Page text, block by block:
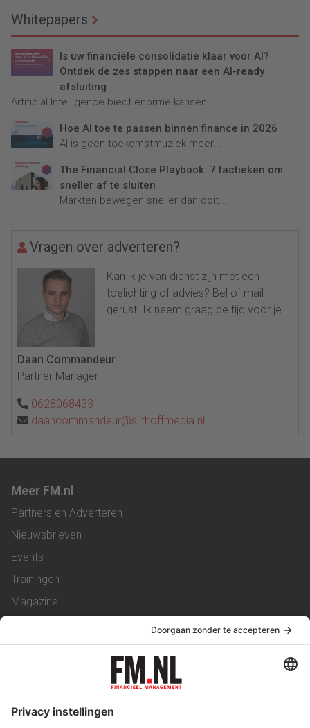
Whitepapers
Is uw financiële consolidatie klaar voor AI?
Ontdek de zes stappen naar een AI-ready
afsluiting
Artificial Intelligence biedt enorme kansen...
Hoe AI toe te passen binnen finance in 2026
AI is geen toekomstmuziek meer...
The Financial Close Playbook: 7 tactieken om
sneller af te sluiten
Markten bewegen sneller dan ooit....
Vragen over adverteren?
Kan ik je van dienst zijn met een
toelichting of advies? Bel of mail
gerust. Ik neem graag de tijd voor je.
Daan Commandeur
Partner Manager
0628068433
daancommandeur@sijthoffmedia.nl
Meer FM.nl
Partners en Adverteren
Nieuwsbrieven
Events
Trainingen
Magazine
Service & Contact
Werken bij ons